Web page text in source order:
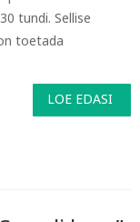
tundi. Sellise
toetada
LOE EDASI